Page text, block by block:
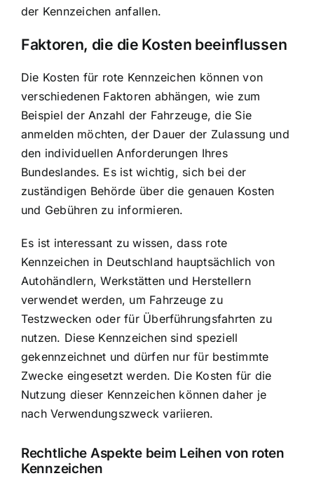
der Kennzeichen anfallen.
Faktoren, die die Kosten beeinflussen
Die Kosten für rote Kennzeichen können von
verschiedenen Faktoren abhängen, wie zum
Beispiel der Anzahl der Fahrzeuge, die Sie
anmelden möchten, der Dauer der Zulassung und
den individuellen Anforderungen Ihres
Bundeslandes. Es ist wichtig, sich bei der
zuständigen Behörde über die genauen Kosten
und Gebühren zu informieren.
Es ist interessant zu wissen, dass rote
Kennzeichen in Deutschland hauptsächlich von
Autohändlern, Werkstätten und Herstellern
verwendet werden, um Fahrzeuge zu
Testzwecken oder für Überführungsfahrten zu
nutzen. Diese Kennzeichen sind speziell
gekennzeichnet und dürfen nur für bestimmte
Zwecke eingesetzt werden. Die Kosten für die
Nutzung dieser Kennzeichen können daher je
nach Verwendungszweck variieren.
Rechtliche Aspekte beim Leihen von roten
Kennzeichen